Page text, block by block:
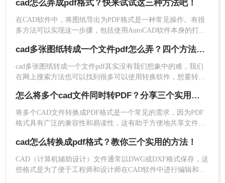
师客户端。
2、选择CAD转换，然后点击CAD转PDF，接着上传
你要转换的CAD文件就可以进行转换，为了方便还
可以直接添加文件夹，也可以一次多选。批量转换
是三种将CAD文件转换为PDF的方法：
cad怎么弄成pdf格式？快来试试这三种方法吧！
在CAD软件中，将图纸导出为PDF格式是一种常见操作。有很
多方法可以实现这一步骤，包括使用AutoCAD软件本身的打印
网站。本文将为你介绍这三种cad怎么弄成pdf格式方法，快来
选择适合你的方式，轻松将CAD图纸转换成PDF格式吧!
cad多张图纸转成一个文件pdf怎么弄？四个方法帮你搞定！
cad多张图纸转成一个文件pdf其实没有我们想象中的难，我们
在网上搜索方法也可以找到很多可以使用转换软件，想要转换
件并没有说的那么好用，所以小编今天就来给大家讲讲cad转
pdf。
怎么将多个cad文件同时转PDF？分享三个实用的操作方法
将多个CAD文件转换成PDF格式是一个常见的需求，因为PDF
格式具有广泛的兼容性和易读性，这有助于方便地共享文件和
AutoCAD软件、Adobe Acrobat Pro软件和在线转换工具将多个
CAD文件转换成PDF格式。
cad怎么转换成pdf格式？教你三个实用的方法！
CAD（计算机辅助设计）文件通常以DWG或DXF格式保存，这
些格式是为了便于工程师和设计师在CAD软件中进行编辑和修